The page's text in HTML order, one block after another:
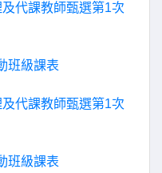
代課教師甄選第1次
班級課表
代課教師甄選第1次
班級課表